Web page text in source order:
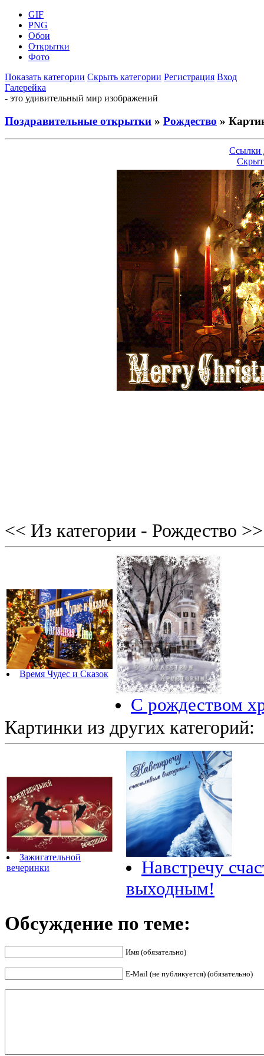
GIF
PNG
Обои
Открытки
Фото
Показать категории Скрыть категории Регистрация Вход
Галерейка
- это удивительный мир изображений
Поздравительные открытки » Рождество »
Ссылки
<< Из категории - Рождество >>
Время Чудес и Сказок
С рождеством
Картинки из других категорий:
Зажигательной
вечеринки
Навстречу
выходным!
Обсуждение по теме:
Имя (обязательно)
E-Mail (не публикуется) (обязательно)